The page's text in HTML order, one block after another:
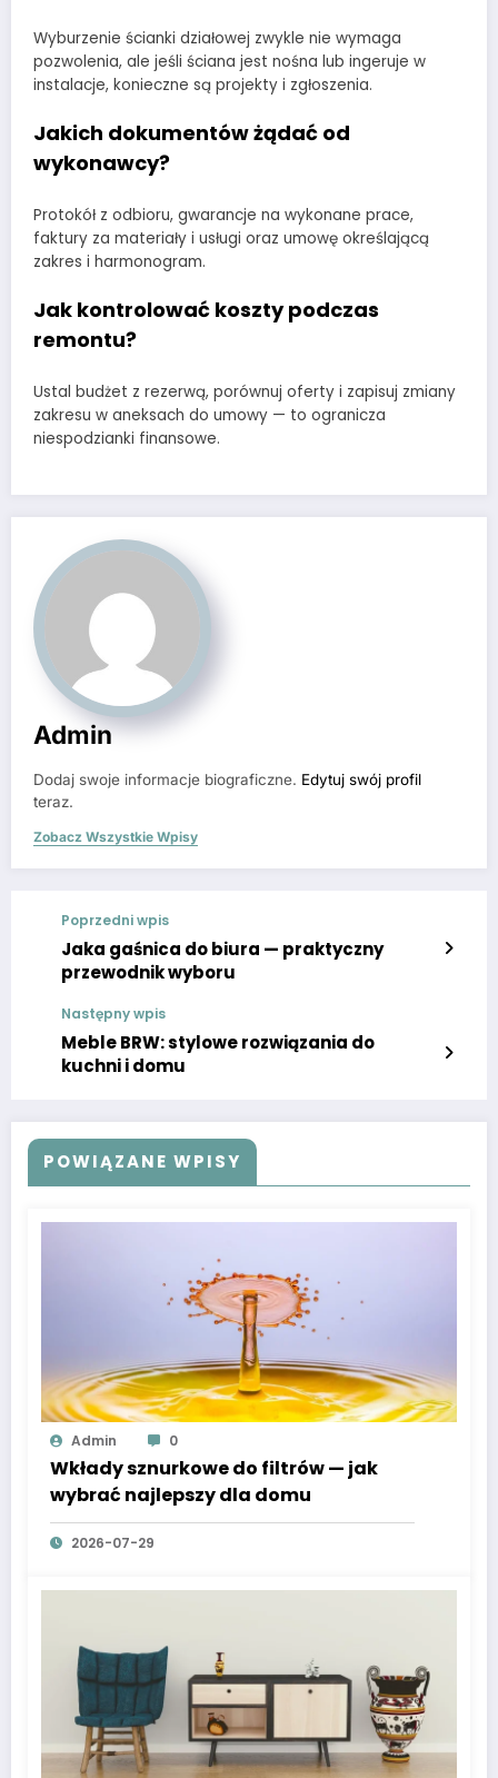
Wyburzenie ścianki działowej zwykle nie wymaga
pozwolenia, ale jeśli ściana jest nośna lub ingeruje w
instalacje, konieczne są projekty i zgłoszenia.
Jakich dokumentów żądać od
wykonawcy?
Protokół z odbioru, gwarancje na wykonane prace,
faktury za materiały i usługi oraz umowę określającą
zakres i harmonogram.
Jak kontrolować koszty podczas
remontu?
Ustal budżet z rezerwą, porównuj oferty i zapisuj zmiany
zakresu w aneksach do umowy — to ogranicza
niespodzianki finansowe.
Admin
Dodaj swoje informacje biograficzne. Edytuj swój profil
teraz.
Zobacz Wszystkie Wpisy
Poprzedni wpis
Jaka gaśnica do biura — praktyczny
przewodnik wyboru
Następny wpis
Meble BRW: stylowe rozwiązania do
kuchni i domu
POWIĄZANE WPISY
Admin 0
Wkłady sznurkowe do filtrów — jak
wybrać najlepszy dla domu
2026-07-29